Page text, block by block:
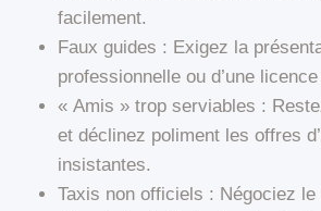
facilement.
Faux guides : Exigez la
professionnelle ou d’une
« Amis » trop serviables :
et déclinez poliment les offres
insistantes.
Taxis non officiels : Négociez